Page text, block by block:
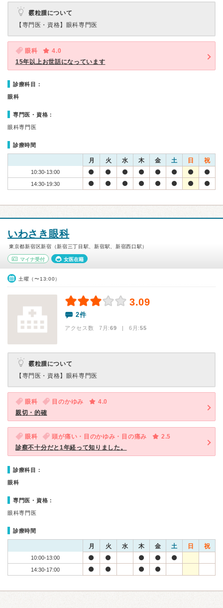
霰粒腫について
【専門医・資格】 眼科専門医
眼科
4.0
15年以上お世話になっています
診療科目：
眼科
専門医・資格：
眼科専門医
診療時間
月 火 水 木 金 土 日 祝
10:30-13:00
14:30-19:30
いわさき眼科
東京都新宿区新宿（新宿三丁目駅、新宿駅、新宿西口駅）
マイナ受付 女医在籍
土曜（〜13:00）
3.09
2件
アクセス数 7月:69 | 6月:55
霰粒腫について
【専門医・資格】 眼科専門医
眼科 目のかゆみ
4.0
親切・的確
眼科 頭が痛い・目のかゆみ・目の痛み
2.5
診察不十分だと1年経って知りました。
診療科目：
眼科
専門医・資格：
眼科専門医
診療時間
月 火 水 木 金 土 日 祝
10:00-13:00
14:30-17:00